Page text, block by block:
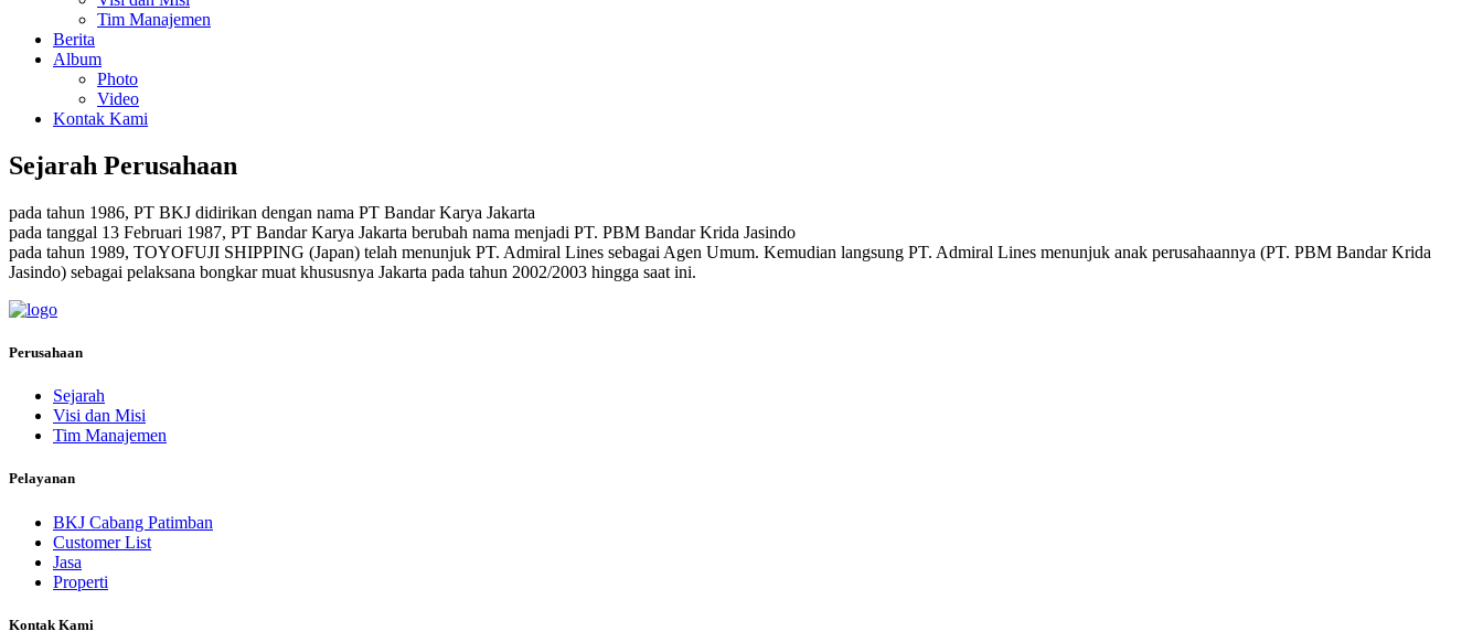
Tim Manajemen
Berita
Album
Photo
Video
Kontak Kami
Sejarah Perusahaan
pada tahun 1986, PT BKJ didirikan dengan nama PT Bandar Karya Jakarta
pada tanggal 13 Februari 1987, PT Bandar Karya Jakarta berubah nama menjadi PT. PBM Bandar Krida Jasindo
pada tahun 1989, TOYOFUJI SHIPPING (Japan) telah menunjuk PT. Admiral Lines sebagai Agen Umum. Kemudian langsung PT. Admiral Lines menunjuk anak perusahaannya (PT. PBM Bandar Krida
Jasindo) sebagai pelaksana bongkar muat khususnya Jakarta pada tahun 2002/2003 hingga saat ini.
Perusahaan
Sejarah
Visi dan Misi
Tim Manajemen
Pelayanan
BKJ Cabang Patimban
Customer List
Jasa
Properti
Kontak Kami